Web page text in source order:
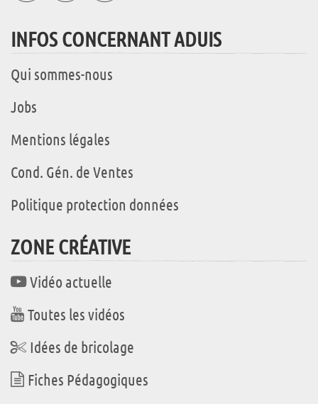
INFOS CONCERNANT ADUIS
Qui sommes-nous
Jobs
Mentions légales
Cond. Gén. de Ventes
Politique protection données
ZONE CRÉATIVE
Vidéo actuelle
Toutes les vidéos
Idées de bricolage
Fiches Pédagogiques